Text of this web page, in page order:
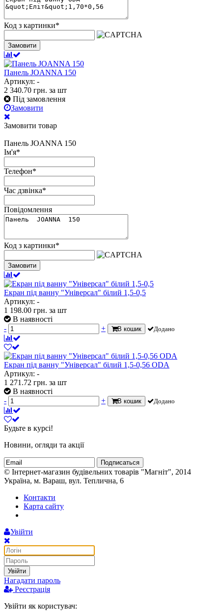
Код з картинки*
Замовити
Панель JOANNA 150
Артикул: -
2 340.70 грн. за шт
Під замовлення
Замовити
Замовити товар
Панель JOANNA 150
Ім'я*
Телефон*
Час дзвінка*
Повідомлення
Код з картинки*
Замовити
Екран під ванну "Універсал" білий 1,5-0,5
Артикул: -
1 198.00 грн. за шт
В наявності
-
+ В кошик Додано
Екран під ванну "Універсал" білий 1,5-0,56 ODA
Артикул: -
1 271.72 грн. за шт
В наявності
-
+ В кошик Додано
Будьте в курсі!
Новини, огляди та акції
Подписаться
© Інтернет-магазин будівельних товарів "Магніт", 2014
Україна, м. Вараш, вул. Теплична, 6
Контакти
Карта сайту
Увійти
Увійти
Нагадати пароль
Реєстрація
Увійти як користувач: